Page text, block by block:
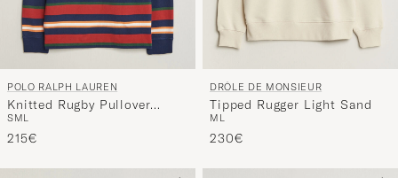
POLO RALPH LAUREN
Knitted Rugby Pullover
Newport Navy Multi
SML
215€
DRÔLE DE MONSIEUR
Tipped Rugger Light Sand
M L
230€